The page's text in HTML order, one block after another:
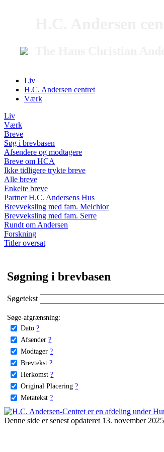
Liv
H.C. Andersen centret
Værk
Liv
Værk
Breve
Søg i brevbasen
Afsendere og modtagere
Breve om HCA
Ikke tidligere trykte breve
Alle breve
Enkelte breve
Partner H.C. Andersens Hus
Brevveksling med fam. Melchior
Brevveksling med fam. Serre
Rundt om Andersen
Forskning
Titler oversat
Søgning i brevbasen
Søgetekst
Søge-afgrænsning:
Dato ?
Afsender ?
Modtager ?
Brevtekst ?
Herkomst ?
Original Placering ?
Metatekst ?
Denne side er senest opdateret 13. november